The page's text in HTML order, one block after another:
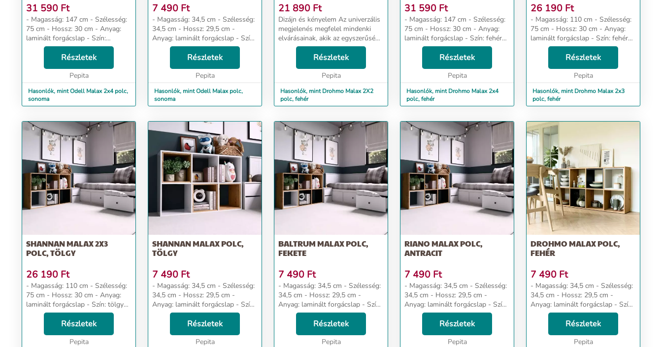
31 590 Ft
- Magasság: 147 cm - Szélesség:
75 cm - Hossz: 30 cm - Anyag:
laminált forgácslap - Szín:
sonoma Dizájn és kényelem Az
univerzális megjelenés megfelel
mindenki elvárásainak, akik az e...
Részletek
Pepita
Hasonlók, mint Odell Malax 2x4 polc,
sonoma
7 490 Ft
- Magasság: 34,5 cm - Szélesség:
34,5 cm - Hossz: 29,5 cm -
Anyag: laminált forgácslap - Szín:
sonoma Dizájn és kényelem Az
univerzális megjelenés megfelel
mindenki elvárásainak, akik...
Részletek
Pepita
Hasonlók, mint Odell Malax polc,
sonoma
21 890 Ft
Dizájn és kényelem Az univerzális
megjelenés megfelel mindenki
elvárásainak, akik az egyszerűség
és az elegancia kombinációját
biztosít dolgaidnak é...
Részletek
Pepita
Hasonlók, mint Drohmo Malax 2X2
polc, fehér
31 590 Ft
- Magasság: 147 cm - Szélesség:
75 cm - Hossz: 30 cm - Anyag:
laminált forgácslap - Szín: fehér
Dizájn és kényelem Az univerzális
megjelenés megfelel mindenki
elvárásainak, akik az eg...
Részletek
Pepita
Hasonlók, mint Drohmo Malax 2x4
polc, fehér
26 190 Ft
- Magasság: 110 cm - Szélesség:
75 cm - Hossz: 30 cm - Anyag:
laminált forgácslap - Szín: fehér
Dizájn és kényelem Az univerzális
megjelenés megfelel mindenki
elvárásainak, akik az eg...
Részletek
Pepita
Hasonlók, mint Drohmo Malax 2x3
polc, fehér
SHANNAN MALAX 2X3
POLC, TÖLGY
26 190 Ft
- Magasság: 110 cm - Szélesség:
75 cm - Hossz: 30 cm - Anyag:
laminált forgácslap - Szín: tölgy
Dizájn és kényelem Az univerzális
megjelenés megfelel mindenki
elvárásainak, akik az eg...
Részletek
Pepita
SHANNAN MALAX POLC,
TÖLGY
7 490 Ft
- Magasság: 34,5 cm - Szélesség:
34,5 cm - Hossz: 29,5 cm -
Anyag: laminált forgácslap - Szín:
univerzális megjelenés megfelel
mindenki elvárásainak, akik ...
Részletek
Pepita
BALTRUM MALAX POLC,
FEKETE
7 490 Ft
- Magasság: 34,5 cm - Szélesség:
34,5 cm - Hossz: 29,5 cm -
Anyag: laminált forgácslap - Szín:
fekete Dizájn és kényelem Az
univerzális megjelenés megfelel
mindenki elvárásainak, akik...
Részletek
Pepita
RIANO MALAX POLC,
ANTRACIT
7 490 Ft
- Magasság: 34,5 cm - Szélesség:
34,5 cm - Hossz: 29,5 cm -
Anyag: laminált forgácslap - Szín:
antracit Dizájn és kényelem Az
univerzális megjelenés megfelel
mindenki elvárásainak, ak...
Részletek
Pepita
DROHMO MALAX POLC,
FEHÉR
7 490 Ft
- Magasság: 34,5 cm - Szélesség:
34,5 cm - Hossz: 29,5 cm -
Anyag: laminált forgácslap - Szín:
univerzális megjelenés megfelel
mindenki elvárásainak, akik ...
Részletek
Pepita